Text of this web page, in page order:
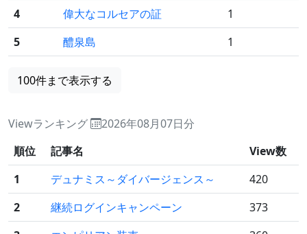
4
偉大なコルセアの証
1
5
醴泉島 1
100件まで表示する
Viewランキング
2026年08月07日分
順位
記事名
View数
1
デュナミス～ダイバージェンス～
420
2
継続ログインキャンペーン
373